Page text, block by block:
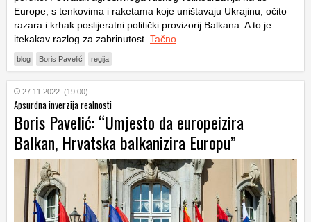
Europe, s tenkovima i raketama koje uništavaju Ukrajinu, očito
razara i krhak poslijeratni politički provizorij Balkana. A to je
itekakav razlog za zabrinutost. Tačno
blog Boris Pavelić regija
27.11.2022. (19:00)
Apsurdna inverzija realnosti
Boris Pavelić: “Umjesto da europeizira
Balkan, Hrvatska balkanizira Europu”